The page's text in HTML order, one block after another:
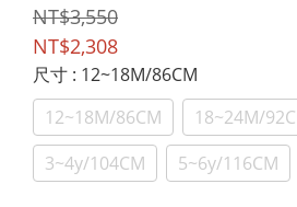
NT$3,550
NT$2,308
尺寸 : 12~18M/86CM
12~18M/86CM
18~24M/
3~4y/104CM
5~6y/116CM